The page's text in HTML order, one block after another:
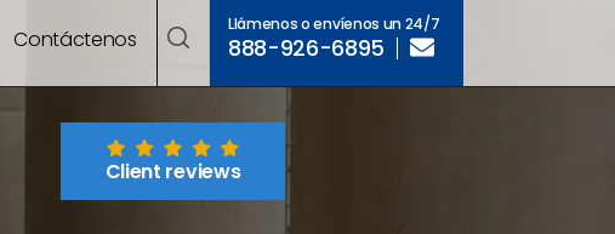
Contáctenos
Llámenos o envíenos un 24/7
888-926-6895
Client reviews